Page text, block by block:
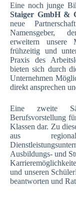
Eine noch junge
Staiger GmbH &
neue
Namensgeber,
erweitern unsere
frühzeitig und
Praxis des
bieten sich durch
Unternehmen
direkt ansprechen
Eine zweite
Berufsvorstellung
Klassen dar. Zu
aus
Ausbildungs- und
und unseren
beantworten und